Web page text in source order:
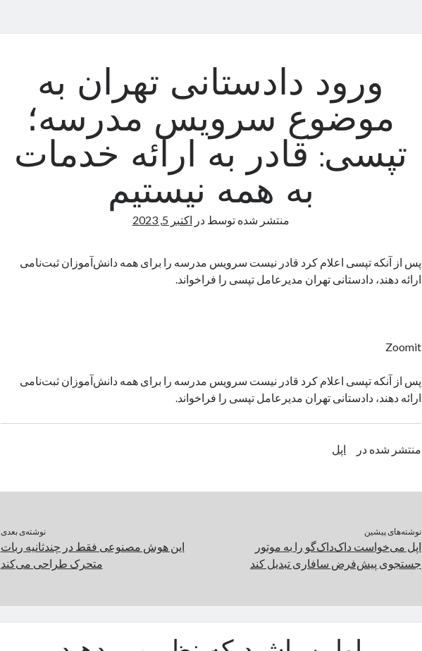
ورود دادستانی تهران به
موضوع سرویس مدرسه؛
تپسی: قادر به ارائه خدمات
به همه نیستیم
منتشر شده توسطدر اکتبر 5, 2023
پس از آنکه تپسی اعلام کرد قادر نیست سرویس مدرسه را برای همه دانش‌آموزان ثبت‌نامی
ارائه دهند، دادستانی تهران مدیرعامل تپسی را فراخواند.
Zoomit
پس از آنکه تپسی اعلام کرد قادر نیست سرویس مدرسه را برای همه دانش‌آموزان ثبت‌نامی
ارائه دهند، دادستانی تهران مدیرعامل تپسی را فراخواند.
منتشر شده در اپل
نوشته‌های پیشین
اپل می‌خواست داک‌داک‌گو را به موتور
جستجوی پیش‌فرض سافاری تبدیل کند
نوشته‌ی بعدی
این هوش مصنوعی فقط در چندثانیه ربات
متحرک طراحی می‌کند